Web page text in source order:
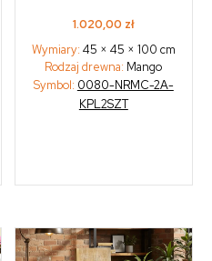
1.020,00 zł
Wymiary: 45 × 45 × 100 cm
Rodzaj drewna: Mango
Symbol: 0080-NRMC-2A-
KPL2SZT